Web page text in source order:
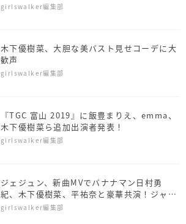
girlswalker編集部
木下優樹菜、大胆な美バスト見せコーデに大
歓声
girlswalker編集部
『TGC 富山 2019』に飯豊まりえ、emma、
木下優樹菜ら追加出演者発表！
girlswalker編集部
ジェジュン、新曲MVでバナナマン日村勇
紀、木下優樹菜、平祐奈と豪華共演！ジャケ
写も公開
girlswalker編集部